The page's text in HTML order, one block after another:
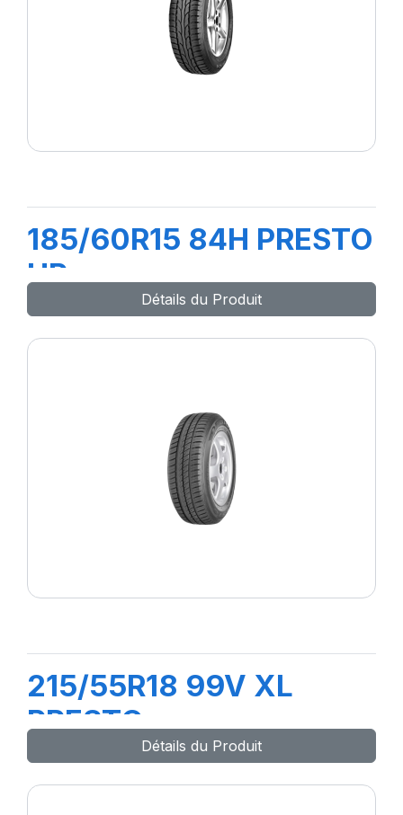
185/60R15 84H PRESTO
HP
Détails du Produit
215/55R18 99V XL
PRESTO
Détails du Produit